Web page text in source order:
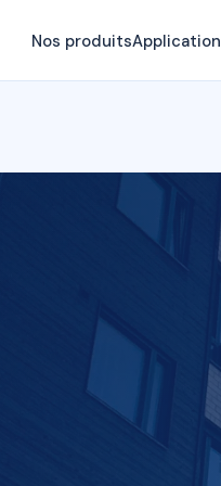
Nos produitsApplication